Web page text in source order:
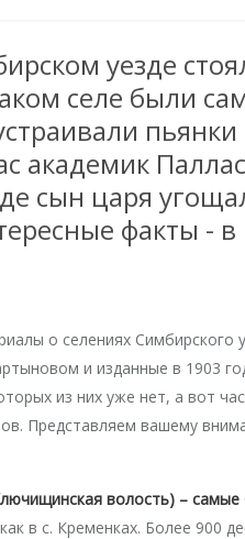
уезде
селе были
академик
сын царя
факты -
о селениях Симбирского
и изданные в 1903
из них уже нет, а вот
Представляем вашему
волость) –
в с. Кременках. Более 900